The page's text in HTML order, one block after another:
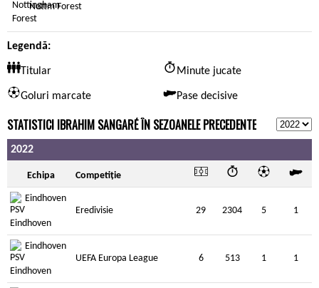
Nottm Forest
Legendă:
Titular Minute jucate
Goluri marcate Pase decisive
STATISTICI IBRAHIM SANGARÉ ÎN SEZOANELE PRECEDENTE
2022
Echipa Competiție
Eindhoven
Eredivisie
29 2304 5 1
Eindhoven
UEFA Europa League
6 513 1 1